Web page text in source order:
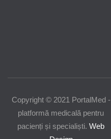
Copyright © 2021 PortalMed -
platformă medicală pentru
pacienți și specialiști. Web